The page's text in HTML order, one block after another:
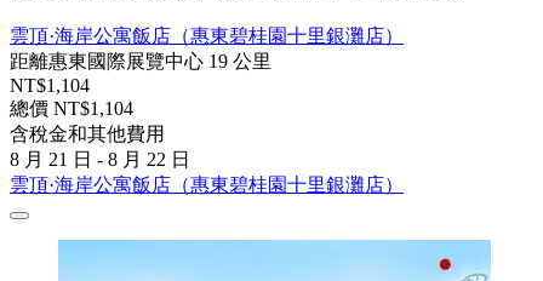
雲頂·海岸公寓飯店（惠東碧桂園十里銀灘店）
距離惠東國際展覽中心 19 公里
NT$1,104
總價 NT$1,104
含稅金和其他費用
8 月 21 日 - 8 月 22 日
雲頂·海岸公寓飯店（惠東碧桂園十里銀灘店）